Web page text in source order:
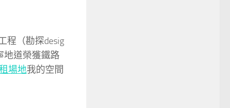
程（勘探desig
地道榮獲鐵路
場地我的空間